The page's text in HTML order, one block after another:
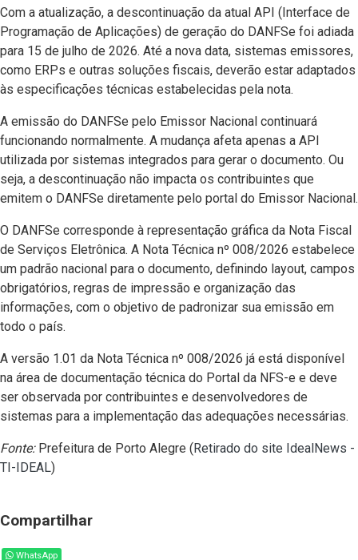
Com a atualização, a descontinuação da atual API (Interface de
Programação de Aplicações) de geração do DANFSe foi adiada
para 15 de julho de 2026. Até a nova data, sistemas emissores,
como ERPs e outras soluções fiscais, deverão estar adaptados
às especificações técnicas estabelecidas pela nota.
A emissão do DANFSe pelo Emissor Nacional continuará
funcionando normalmente. A mudança afeta apenas a API
utilizada por sistemas integrados para gerar o documento. Ou
seja, a descontinuação não impacta os contribuintes que
emitem o DANFSe diretamente pelo portal do Emissor Nacional.
O DANFSe corresponde à representação gráfica da Nota Fiscal
de Serviços Eletrônica. A Nota Técnica nº 008/2026 estabelece
um padrão nacional para o documento, definindo layout, campos
obrigatórios, regras de impressão e organização das
informações, com o objetivo de padronizar sua emissão em
todo o país.
A versão 1.01 da Nota Técnica nº 008/2026 já está disponível
na área de documentação técnica do Portal da NFS-e e deve
ser observada por contribuintes e desenvolvedores de
sistemas para a implementação das adequações necessárias.
Fonte:Prefeitura de Porto Alegre (Retirado do site IdealNews -
TI-IDEAL)
Compartilhar
WhatsApp